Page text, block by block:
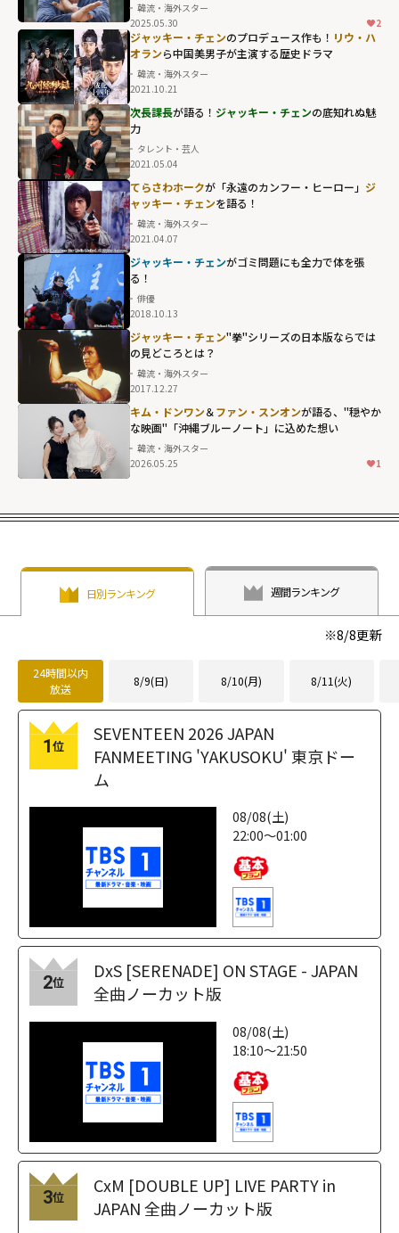
韓流・海外スター
2025.05.30
2
ジャッキー・チェンのプロデュース作も！ リウ・ハ
オランら中国美男子が主演する歴史ドラマ
韓流・海外スター
2021.10.21
次長課長が語る！ ジャッキー・チェンの底知れぬ魅
力
タレント・芸人
2021.05.04
てらさわホークが「永遠のカンフー・ヒーロー」 ジ
ャッキー・チェンを語る！
韓流・海外スター
2021.04.07
ジャッキー・チェンがゴミ問題にも全力で体を張
る！
俳優
2018.10.13
ジャッキー・チェン"拳"シリーズの日本版ならでは
の見どころとは？
韓流・海外スター
2017.12.27
キム・ドンワン＆ファン・スンオンが語る、"穏やか
な映画"「沖縄ブルーノート」に込めた想い
韓流・海外スター
2026.05.25
1
日別ランキング 週間ランキング
※8/8更新
24時間以内
放送
8/9(日) 8/10(月) 8/11(火)
1位
SEVENTEEN 2026 JAPAN
FANMEETING 'YAKUSOKU' 東京ドー
ム
08/08(土)
22:00～01:00
2位
DxS [SERENADE] ON STAGE - JAPAN
全曲ノーカット版
08/08(土)
18:10～21:50
3位
CxM [DOUBLE UP] LIVE PARTY in
JAPAN 全曲ノーカット版